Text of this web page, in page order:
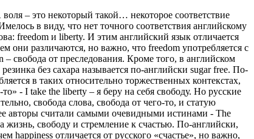
– это некоторый такой… некоторое соответствие
в виду, что нет точного соответствия английскому
freedom и liberty. И этим английский язык отличается
они различаются, но важно, что freedom употребляется с
– свобода от преследования. Кроме того, в английском
без сахара называется по-английски sugar free. По-
в таких относительно торжественных контекстах,
- I take the liberty – я беру на себя свободу. Но русские
свобода слова, свобода от чего-то, и статую
авторы считали самыми очевидными истинами - The
свободу и стремление к счастью. По-английски,
happiness отличается от русского «счастье», но важно,